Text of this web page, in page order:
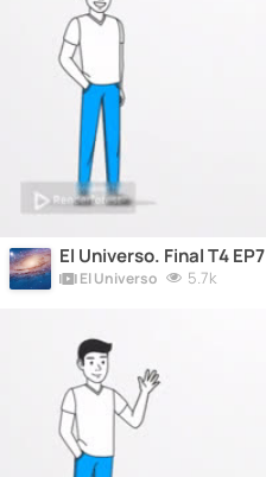
El Universo. Final T4 EP7
El Universo 5.7k